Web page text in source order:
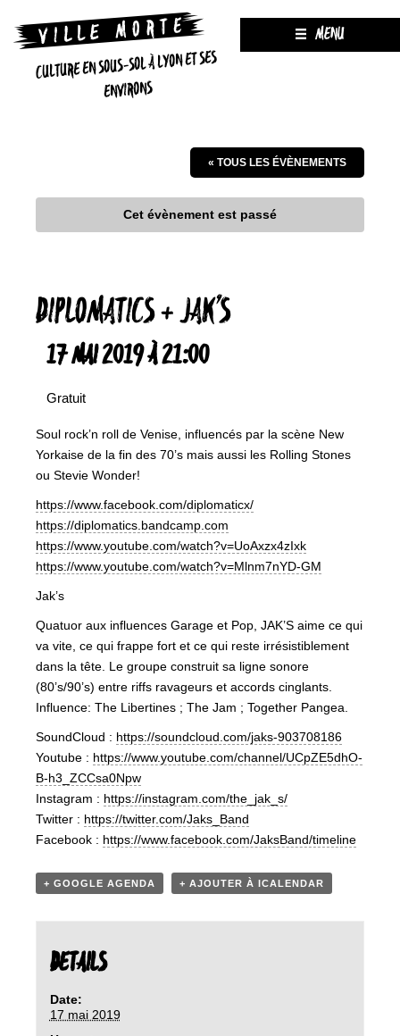
CULTURE EN SOUS-SOL À LYON ET SES
ENVIRONS
MENU
« TOUS LES ÉVÈNEMENTS
Cet évènement est passé
DIPLOMATICS + JAK’S
17 MAI 2019 À 21:00
Gratuit
Soul rock’n roll de Venise, influencés par la scène New
Yorkaise de la fin des 70’s mais aussi les Rolling Stones
ou Stevie Wonder!
https://www.facebook.com/diplomaticx/
https://diplomatics.bandcamp.com
https://www.youtube.com/watch?v=UoAxzx4zIxk
https://www.youtube.com/watch?v=Mlnm7nYD-GM
Jak’s
Quatuor aux influences Garage et Pop, JAK’S aime ce qui
va vite, ce qui frappe fort et ce qui reste irrésistiblement
dans la tête. Le groupe construit sa ligne sonore
(80’s/90’s) entre riffs ravageurs et accords cinglants.
Influence: The Libertines ; The Jam ; Together Pangea.
SoundCloud : https://soundcloud.com/jaks-903708186
Youtube : https://www.youtube.com/channel/UCpZE5dhO-
B-h3_ZCCsa0Npw
Instagram : https://instagram.com/the_jak_s/
Twitter : https://twitter.com/Jaks_Band
Facebook : https://www.facebook.com/JaksBand/timeline
+ GOOGLE AGENDA + AJOUTER À ICALENDAR
DETAILS
Date:
17 mai 2019